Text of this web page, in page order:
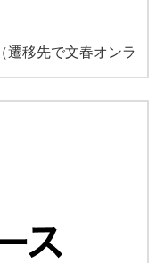
（遷移先で文春オンラ